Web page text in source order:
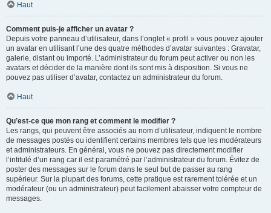
Haut
Comment puis-je afficher un avatar ?
Depuis votre panneau d’utilisateur, dans l’onglet « profil » vous pouvez ajouter
un avatar en utilisant l’une des quatre méthodes d’avatar suivantes : Gravatar,
galerie, distant ou importé. L’administrateur du forum peut activer ou non les
avatars et décider de la manière dont ils sont mis à disposition. Si vous ne
pouvez pas utiliser d’avatar, contactez un administrateur du forum.
Haut
Qu’est-ce que mon rang et comment le modifier ?
Les rangs, qui peuvent être associés au nom d’utilisateur, indiquent le nombre
de messages postés ou identifient certains membres tels que les modérateurs
et administrateurs. En général, vous ne pouvez pas directement modifier
l’intitulé d’un rang car il est paramétré par l’administrateur du forum. Évitez de
poster des messages sur le forum dans le seul but de passer au rang
supérieur. Sur la plupart des forums, cette pratique est rarement tolérée et un
modérateur (ou un administrateur) peut facilement abaisser votre compteur de
messages.